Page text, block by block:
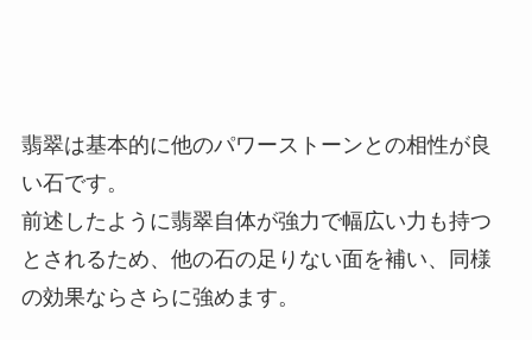
翡翠は基本的に他のパワーストーンとの相性が良
い石です。
前述したように翡翠自体が強力で幅広い力も持つ
とされるため、他の石の足りない面を補い、同様
の効果ならさらに強めます。